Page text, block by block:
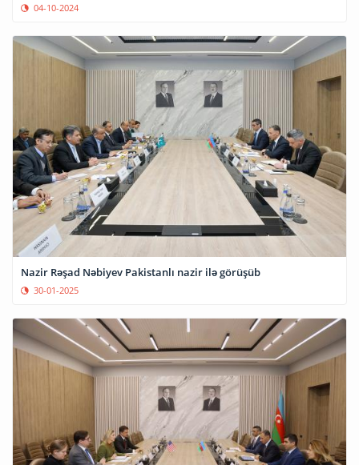
04-10-2024
Nazir Rəşad Nəbiyev Pakistanlı nazir ilə görüşüb
30-01-2025